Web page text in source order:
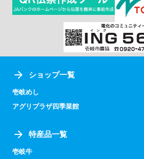
ショップ一覧
壱岐めし
アグリプラザ四季菜館
特産品一覧
壱岐牛